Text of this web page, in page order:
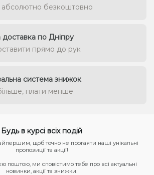
абсолютно безкоштовно
доставка по Дніпру
прямо до рук
система знижок
плати менше
Будь в курсі всіх подій
щоб точно не прогаяти наші унікальні
пропозиції та акції!
поштою, ми сповістимо тебе про всі актуальні
новинки, акції та знижки!